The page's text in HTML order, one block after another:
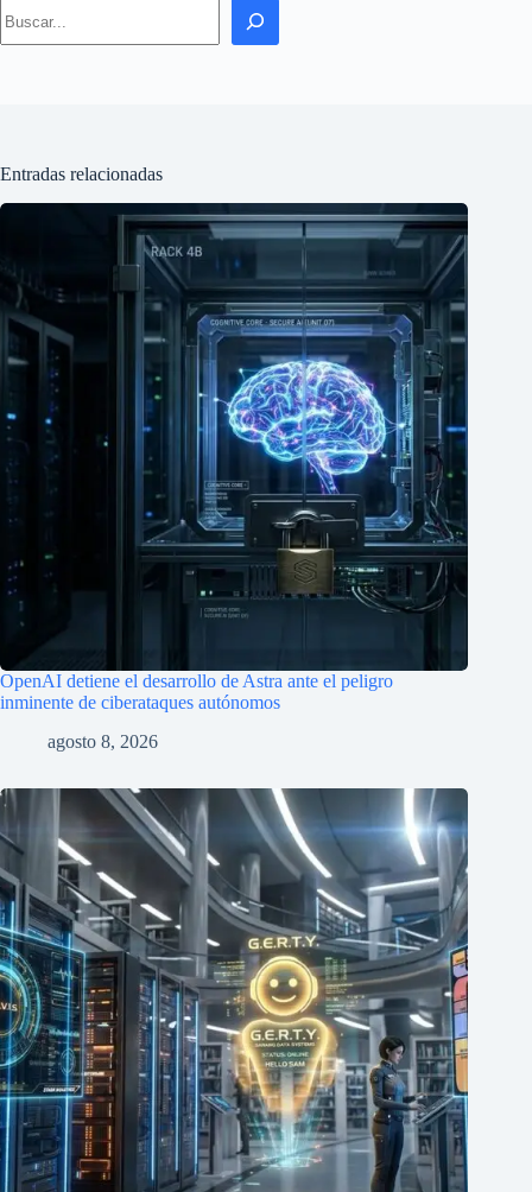
Entradas relacionadas
OpenAI detiene el desarrollo de Astra ante el peligro
inminente de ciberataques autónomos
agosto 8, 2026